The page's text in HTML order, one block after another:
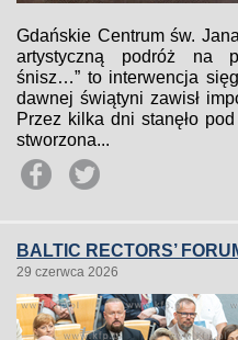
Gdańskie Centrum św.
artystyczną podróż na
śnisz…” to interwencja
dawnej świątyni zawisł
Przez kilka dni stanęło
stworzona...
BALTIC RECTORS’
29 czerwca 2026